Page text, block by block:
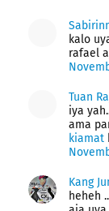
kalo
rafael
Tuan
iya
ama
kiamat
Kang
heheh